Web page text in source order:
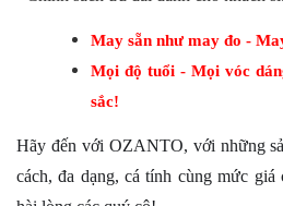
May sẵn như may đo -
Mọi độ tuổi - Mọi vóc
sắc!
Hãy đến với OZANTO, với những
cách, đa dạng, cá tính cùng mức